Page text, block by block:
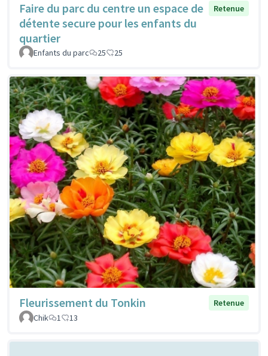
Faire du parc du centre un espace de
détente secure pour les enfants du
quartier
Retenue
Enfants du parc 25 25
Fleurissement du Tonkin
Retenue
Chik
1 13